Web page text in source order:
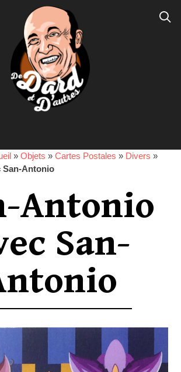
» Objets » Cartes Postales » Divers »
San-Antonio
Antonio
San-